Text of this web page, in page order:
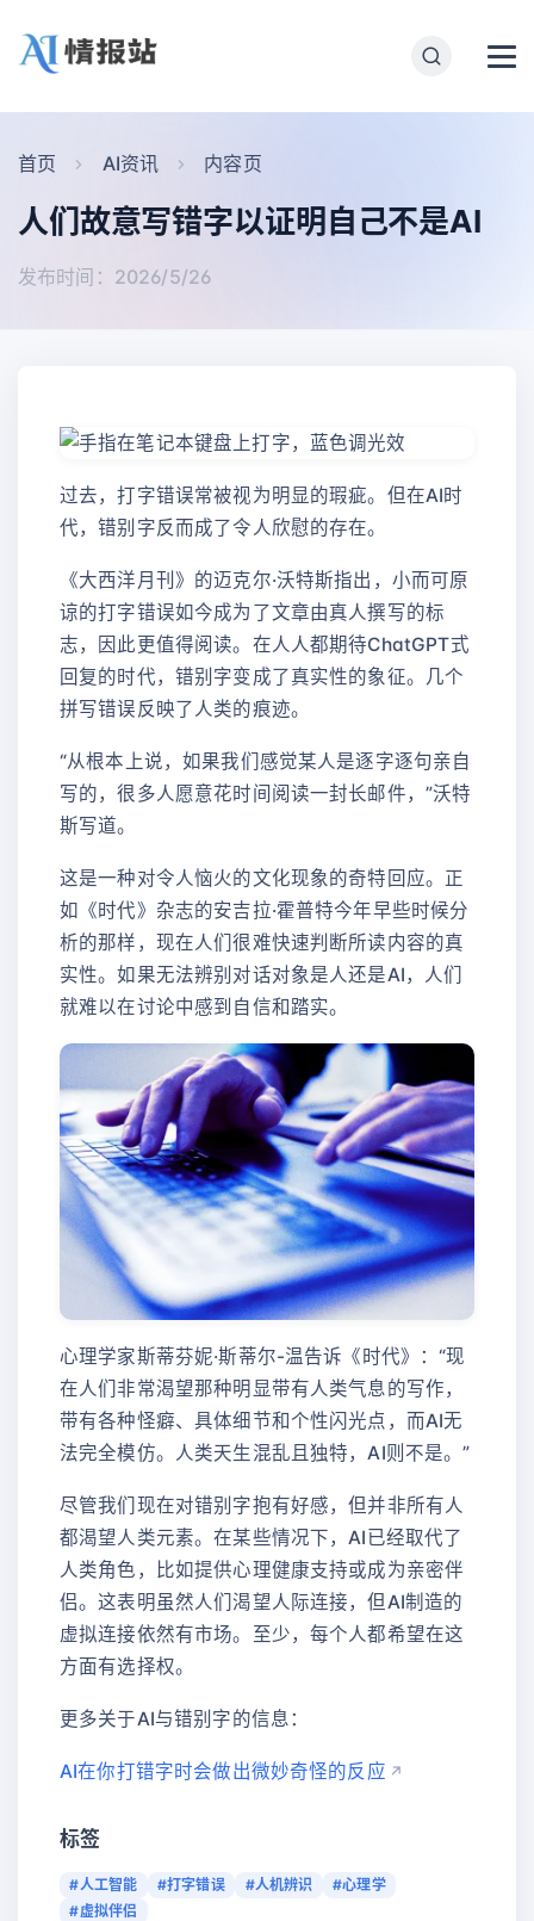
首页 AI资讯 内容页
人们故意写错字以证明自己不是AI
发布时间：2026/5/26
过去，打字错误常被视为明显的瑕疵。但在AI时
代，错别字反而成了令人欣慰的存在。
《大西洋月刊》的迈克尔·沃特斯指出，小而可原
谅的打字错误如今成为了文章由真人撰写的标
志，因此更值得阅读。在人人都期待ChatGPT式
回复的时代，错别字变成了真实性的象征。几个
拼写错误反映了人类的痕迹。
“从根本上说，如果我们感觉某人是逐字逐句亲自
写的，很多人愿意花时间阅读一封长邮件，”沃特
斯写道。
这是一种对令人恼火的文化现象的奇特回应。正
如《时代》杂志的安吉拉·霍普特今年早些时候分
析的那样，现在人们很难快速判断所读内容的真
实性。如果无法辨别对话对象是人还是AI，人们
就难以在讨论中感到自信和踏实。
心理学家斯蒂芬妮·斯蒂尔-温告诉《时代》：“现
在人们非常渴望那种明显带有人类气息的写作，
带有各种怪癖、具体细节和个性闪光点，而AI无
法完全模仿。人类天生混乱且独特，AI则不是。”
尽管我们现在对错别字抱有好感，但并非所有人
都渴望人类元素。在某些情况下，AI已经取代了
人类角色，比如提供心理健康支持或成为亲密伴
侣。这表明虽然人们渴望人际连接，但AI制造的
虚拟连接依然有市场。至少，每个人都希望在这
方面有选择权。
更多关于AI与错别字的信息：
AI在你打错字时会做出微妙奇怪的反应
标签
#人工智能 #打字错误 #人机辨识
#心理学
#虚拟伴侣